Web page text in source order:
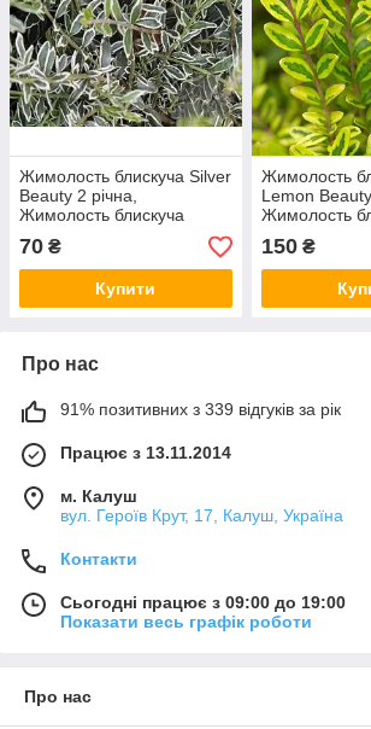
Жимолость блискуча Silver
Beauty 2 річна,
Жимолость блискуча
Сілвер Бюті, Lonicera
nitida Silver Beauty
70 ₴
Купити
Жимолость
Lemon
Жимолость
Лемон Бюти,
nitida Lemon
150₴
Про нас
91% позитивних з 339 відгуків за рік
Працює з 13.11.2014
м. Калуш
вул. Героїв Крут, 17, Калуш, Україна
Контакти
Сьогодні працює з 09:00 до 19:00
Показати весь графік роботи
Про нас